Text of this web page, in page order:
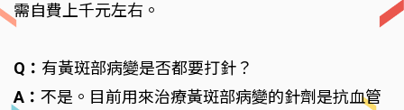
需自費上千元左右。
Q： 有黃斑部病變是否都要打針？
A： 不是。目前用來治療黃斑部病變的針劑是抗血管